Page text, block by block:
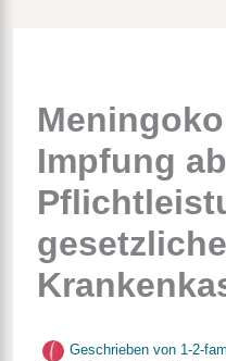
Impfung
Geschrieben von 1-2-